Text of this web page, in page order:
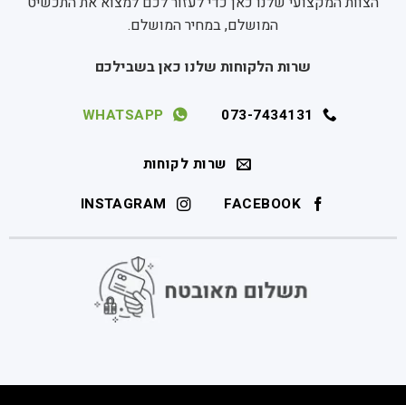
המושלם, במחיר המושלם.
שרות הלקוחות שלנו כאן בשבילכם
073-7434131
WHATSAPP
שרות לקוחות
FACEBOOK
INSTAGRAM